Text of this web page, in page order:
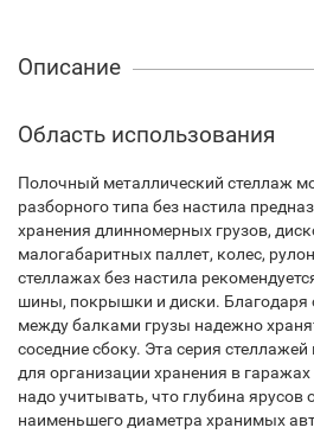
Описание
Область использования
Полочный металлический стеллаж
разборного типа без настила
хранения длинномерных грузов,
малогабаритных паллет, колес,
стеллажах без настила
шины, покрышки и диски. Благодаря
между балками грузы надежно
соседние сбоку. Эта серия
для организации хранения в
надо учитывать, что глубина
наименьшего диаметра хранимых